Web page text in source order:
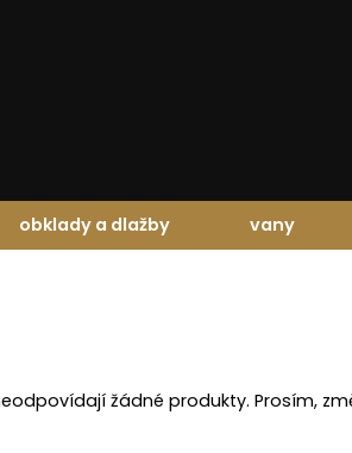
obklady a dlažby vany
žádné produkty. Prosím,